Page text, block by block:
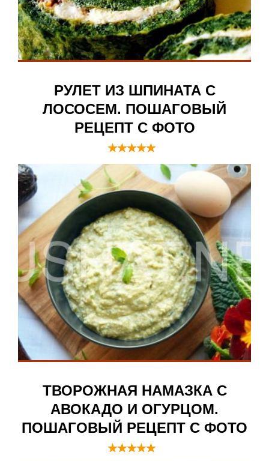
РУЛЕТ ИЗ ШПИНАТА С
ЛОСОСЕМ. ПОШАГОВЫЙ
РЕЦЕПТ С ФОТО
ТВОРОЖНАЯ НАМАЗКА С
АВОКАДО И ОГУРЦОМ.
ПОШАГОВЫЙ РЕЦЕПТ С ФОТО